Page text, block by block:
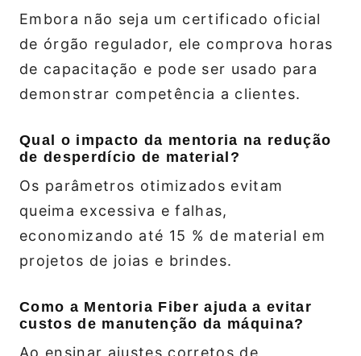
Embora não seja um certificado oficial
de órgão regulador, ele comprova horas
de capacitação e pode ser usado para
demonstrar competência a clientes.
Qual o impacto da mentoria na redução
de desperdício de material?
Os parâmetros otimizados evitam
queima excessiva e falhas,
economizando até 15 % de material em
projetos de joias e brindes.
Como a Mentoria Fiber ajuda a evitar
custos de manutenção da máquina?
Ao ensinar ajustes corretos de